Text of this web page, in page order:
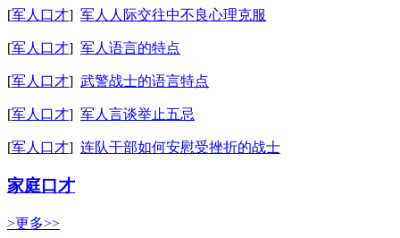
[军人口才] 军人人际交往中不良心理克服
[军人口才] 军人语言的特点
[军人口才] 武警战士的语言特点
[军人口才] 军人言谈举止五忌
[军人口才] 连队干部如何安慰受挫折的战士
家庭口才
>更多>>